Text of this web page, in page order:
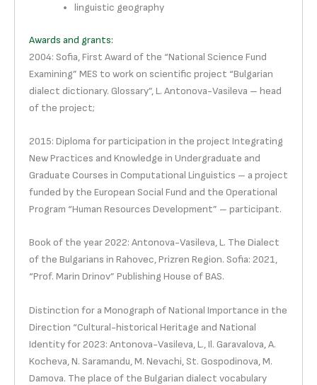
linguistic geography
Awards and grants:
2004: Sofia, First Award of the “National Science Fund
Examining” MES to work on scientific project “Bulgarian
dialect dictionary. Glossary”, L. Antonova-Vasileva – head
of the project;
2015: Diploma for participation in the project Integrating
New Practices and Knowledge in Undergraduate and
Graduate Courses in Computational Linguistics – a project
funded by the European Social Fund and the Operational
Program “Human Resources Development” – participant.
Book of the year 2022: Antonova-Vasileva, L. The Dialect
of the Bulgarians in Rahovec, Prizren Region. Sofia: 2021,
“Prof. Marin Drinov” Publishing House of BAS.
Distinction for a Monograph of National Importance in the
Direction “Cultural-historical Heritage and National
Identity for 2023: Antonova-Vasileva, L., Il. Garavalova, A.
Kocheva, N. Saramandu, M. Nevachi, St. Gospodinova, M.
Damova. The place of the Bulgarian dialect vocabulary